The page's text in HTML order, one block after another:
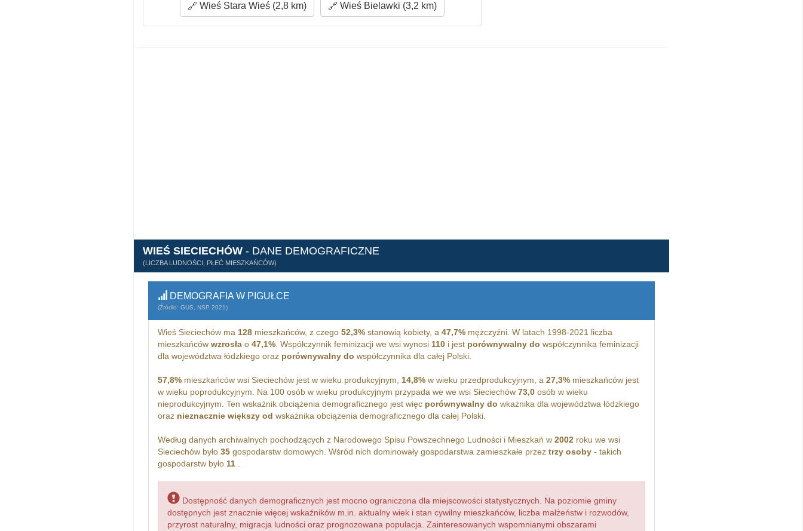
Wieś Stara Wieś (2,8 km) Wieś Bielawki (3,2 km)
WIEŚ SIECIECHÓW - DANE DEMOGRAFICZNE
(LICZBA LUDNOŚCI, PŁEĆ MIESZKAŃCÓW)
DEMOGRAFIA W PIGUŁCE
(Źródło: GUS, NSP 2021)
Wieś Sieciechów ma 128mieszkańców, z czego 52,3%stanowią kobiety, a 47,7%mężczyźni. W latach 1998-2021 liczba
mieszkańców wzrosłao 47,1%. Współczynnik feminizacji we wsi wynosi 110i jest porównywalny do współczynnika feminizacji
dla województwa łódzkiego oraz porównywalny do współczynnika dla całej Polski.
57,8%mieszkańców wsi Sieciechów jest w wieku produkcyjnym, 14,8%w wieku przedprodukcyjnym, a 27,3%mieszkańców jest
w wieku poprodukcyjnym. Na 100 osób w wieku produkcyjnym przypada we we wsi Sieciechów 73,0osób w wieku
nieprodukcyjnym. Ten wskaźnik obciążenia demograficznego jest więc porównywalny do wkażnika dla województwa łódzkiego
oraz nieznacznie większy od wskażnika obciążenia demograficznego dla całej Polski.
Według danych archiwalnych pochodzących z Narodowego Spisu Powszechnego Ludności i Mieszkań w 2002roku we wsi
Sieciechów było 35gospodarstw domowych. Wśród nich dominowały gospodarstwa zamieszkałe przez trzy osoby- takich
gospodarstw było 11.
Dostępność danych demograficznych jest mocno ograniczona dla miejscowości statystycznych. Na poziomie gminy
dostępnych jest znacznie więcej wskaźników m.in. aktualny wiek i stan cywilny mieszkańców, liczba małżeństw i rozwodów,
przyrost naturalny, migracja ludności oraz prognozowana populacja. Zainteresowanych wspomnianymi obszarami